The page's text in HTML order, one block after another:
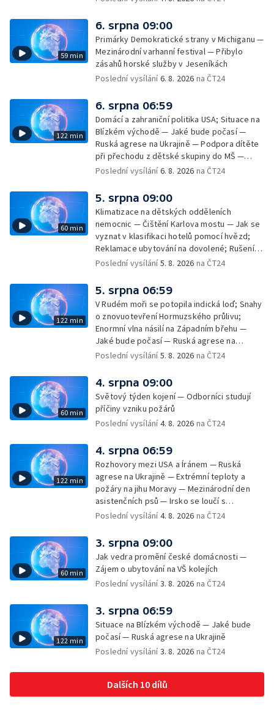
atletice 2026 — Výzkum: epidemie digitálních
závislostí je mýtus — Demolice vyhořelé
výškové budovy ve Zlíně
59 min
6. srpna 09:00
Primárky Demokratické strany v Michiganu —
Mezinárodní varhanní festival — Přibylo
zásahů horské služby v Jeseníkách
Poslední vysílání6. 8. 2026 na ČT24
122 min
6. srpna 06:59
Domácí a zahraniční politika USA; Situace na
Blízkém východě — Jaké bude počasí —
Ruská agrese na Ukrajině — Podpora dítěte
při přechodu z dětské skupiny do MŠ —
Filmové premiéry týdne — Dvě deci tuše v
rakovinu prsu
Poslední vysílání6. 8. 2026 na ČT24
60 min
5. srpna 09:00
Klimatizace na dětských odděleních
nemocnic — Čištění Karlova mostu — Jak se
vyznat v klasifikaci hotelů pomocí hvězd;
Reklamace ubytování na dovolené; Rušení
dovolené kvůli přírodním živlům; Práva
na dovolené v zahraničí; Platby a výběry na
dovolené v zahraničí — Těžba léčivé rašeliny
u Malé Morávky
Poslední vysílání5. 8. 2026 na ČT24
122 min
5. srpna 06:59
V Rudém moři se potopila indická loď; Snahy
o znovuotevření Hormuzského průlivu;
Enormní vlna násilí na Západním břehu —
Jaké bude počasí — Ruská agrese na
Ukrajině — Vliv veder na lidské orgány — Při
— Třem obcím na Brněnsku dočasně došla
pitná voda — SP v orientačním běhu v Česku
— Horko a požáry sužují Evropu — Rybářský
příměstský tábor
Poslední vysílání5. 8. 2026 na ČT24
60 min
4. srpna 09:00
Světový týden kojení — Odborníci studují
příčiny vzniku požárů
Poslední vysílání4. 8. 2026 na ČT24
122 min
4. srpna 06:59
Rozhovory mezi USA a Íránem — Ruská
agrese na Ukrajině — Extrémní teploty a
požáry na jihu Moravy — Mezinárodní den
asistenčních psů — Irsko se loučí s
hudebníkem Glenem Hansardem
Poslední vysílání4. 8. 2026 na ČT24
60 min
3. srpna 09:00
Jak vedra promění české domácnosti —
Zájem o ubytování na VŠ kolejích
Poslední vysílání3. 8. 2026 na ČT24
122 min
3. srpna 06:59
Situace na Blízkém východě — Jaké bude
počasí — Ruská agrese na Ukrajině
Poslední vysílání3. 8. 2026 na ČT24
Dalších 10 dílů